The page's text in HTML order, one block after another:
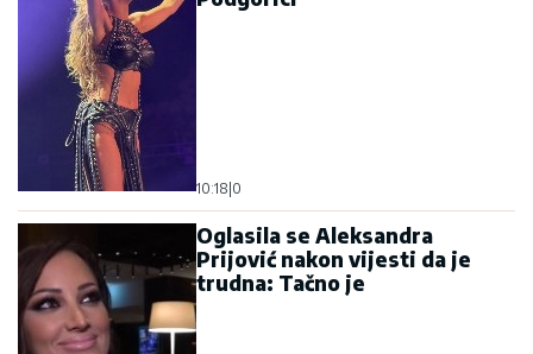
10:18|0
Oglasila se Aleksandra
Prijović nakon vijesti da je
trudna: Tačno je